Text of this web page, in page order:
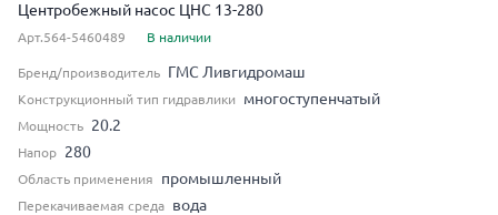
Центробежный насос ЦНС 13-280
Арт.564-5460489 В наличии
Бренд/производитель ГМС Ливгидромаш
Конструкционный тип гидравлики многоступенчатый
Мощность 20.2
Напор 280
Область применения промышленный
Перекачиваемая среда вода